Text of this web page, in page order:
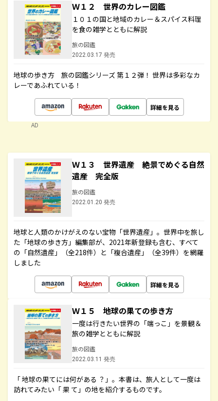
Ｗ１２ 世界のカレー図鑑
１０１の国と地域のカレー＆スパイス料理
を食の雑学とともに解説
旅の図鑑
2022.03.17 発売
地球の歩き方 旅の図鑑シリーズ 第１２弾！ 世界は多彩なカ
レーであふれている！
詳細を見る
AD
Ｗ１３ 世界遺産 絶景でめぐる自然
遺産 完全版
旅の図鑑
2022.01.20 発売
地球と人類のかけがえのない宝物「世界遺産」。世界中を旅し
た「地球の歩き方」編集部が、2021年新登録も含む、すべて
の「自然遺産」（全218件）と「複合遺産」（全39件）を網羅
しました
詳細を見る
Ｗ１５ 地球の果ての歩き方
一度は行きたい世界の「端っこ」を景観＆
旅の雑学とともに解説
旅の図鑑
2022.03.11 発売
「 地球の果てには何がある ？」。本書は、旅人として一度は
訪れてみたい「 果 て」の地を紹介するものです。